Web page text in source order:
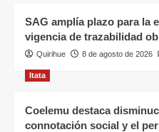
SAG amplía plazo para la
vigencia de trazabilidad
Quirihue 8 de agosto de 2026
Itata
Coelemu destaca
connotación social y el